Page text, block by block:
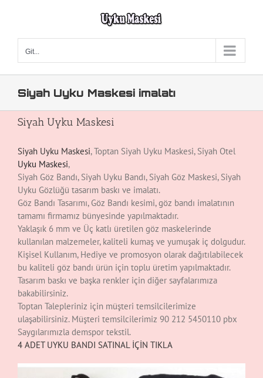
Git...
Siyah Uyku Maskesi imalatı
Siyah Uyku Maskesi
Siyah Uyku Maskesi, Toptan Siyah Uyku Maskesi, Siyah Otel
Uyku Maskesi,
Siyah Göz Bandı, Siyah Uyku Bandı, Siyah Göz Maskesi, Siyah
Uyku Gözlüğü tasarım baskı ve imalatı.
Göz Bandı Tasarımı, Göz Bandı kesimi, göz bandı imalatının
tamamı firmamız bünyesinde yapılmaktadır.
Yaklaşık 6 mm ve Üç katlı üretilen göz maskelerinde
kullanılan malzemeler, kaliteli kumaş ve yumuşak iç dolgudur.
Kişisel Kullanım, Hediye ve promosyon olarak dağıtılabilecek
bu kaliteli göz bandı ürün için toplu üretim yapılmaktadır.
Tasarım baskı ve başka renkler için diğer sayfalarımıza
bakabilirsiniz.
Toptan Talepleriniz için müşteri temsilcilerimize
ulaşabilirsiniz. Müşteri temsilcilerimiz 90 212 5450110 pbx
Saygılarımızla demspor tekstil.
4 ADET UYKU BANDI SATINAL İÇİN TIKLA